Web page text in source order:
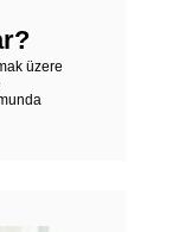
üzere